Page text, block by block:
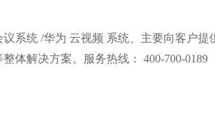
系统 /华为 云视频 系统、主要向客户
体解决方案。服务热线： 400-700-0189